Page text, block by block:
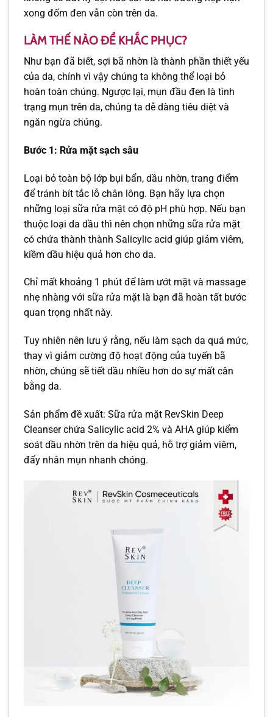
xong đốm đen vẫn còn trên da.
LÀM THẾ NÀO ĐỂ KHẮC PHỤC?
Như bạn đã biết, sợi bã nhờn là thành phần thiết yếu
của da, chính vì vậy chúng ta không thể loại bỏ
hoàn toàn chúng. Ngược lại, mụn đầu đen là tình
trạng mụn trên da, chúng ta dễ dàng tiêu diệt và
ngăn ngừa chúng.
Bước 1: Rửa mặt sạch sâu
Loại bỏ toàn bộ lớp bụi bẩn, dầu nhờn, trang điểm
để tránh bít tắc lỗ chân lông. Bạn hãy lựa chọn
những loại sữa rửa mặt có độ pH phù hợp. Nếu bạn
thuộc loại da dầu thì nên chọn những sữa rửa mặt
có chứa thành thành Salicylic acid giúp giảm viêm,
kiềm dầu hiệu quả hơn cho da.
Chỉ mất khoảng 1 phút để làm ướt mặt và massage
nhẹ nhàng với sữa rửa mặt là bạn đã hoàn tất bước
quan trọng nhất này.
Tuy nhiên nên lưu ý rằng, nếu làm sạch da quá mức,
thay vì giảm cường độ hoạt động của tuyến bã
nhờn, chúng sẽ tiết dầu nhiều hơn do sự mất cân
bằng da.
Sản phẩm đề xuất: Sữa rửa mặt RevSkin Deep
Cleanser chứa Salicylic acid 2% và AHA giúp kiểm
soát dầu nhờn trên da hiệu quả, hỗ trợ giảm viêm,
đẩy nhân mụn nhanh chóng.